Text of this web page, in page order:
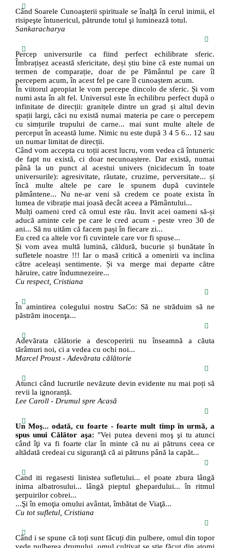
Când Soarele Cunoaşterii spirituale se înalţă în cerul inimii, el
risipeşte întunericul, pătrunde totul şi luminează totul.
Sankaracharya
Percep universurile ca fiind perfect echilibrate sferic.
Îmbrațișez această sfericitate, deși știu bine că este numai un
termen de comparație, doar de pe Pământul pe care îl
percepem acum, în acest fel pe care îl cunoaștem acum.
În viitorul apropiat le vom percepe dincolo de sferic. Și vom
numi asta în alt fel. Universul este în echilibru perfect după o
infinitate de direcții: granițele dintre un grad și altul devin
spații largi, căci nu există numai materia pe care o percepem
cu simțurile trupului de carne... mai sunt multe altele de
perceput în această lume. Nimic nu este după 3 4 5 6... 12 sau
un numar limitat de direcții.
Când vom accepta cu toții acest lucru, vom vedea că întuneric
de fapt nu există, ci doar necunoaștere. Dar există, numai
până la un punct al acestui univers (nicidecum în toate
universurile): agresivitate, răutate, cruzime, perversitate... și
încă multe altele pe care le spunem după cuvintele
pământene... Nu ne-ar veni să credem ce poate exista în
lumea de vibrație mai joasă decât aceea a Pământului...
Mulți oameni cred că omul este rău. Invit acei oameni să-și
aducă aminte cele pe care le cred acum - peste vreo 30 de
ani... Să nu uităm că facem pași în fiecare zi...
Eu cred ca altele vor fi cuvintele care vor fi spuse...
Și vom avea multă lumină, căldură, bucurie și bunătate în
sufletele noastre !!! Iar o masă critică a omenirii va inclina
către aceleași sentimente. Și va merge mai departe către
hăruire, catre îndumnezeire...
Cu respect, Cristiana
În amintirea colegului nostru SaCo: Să ne străduim să ne
păstrăm inocenţa...
Adevărata călătorie a descoperirii nu înseamnă a căuta
tărâmuri noi, ci a vedea cu ochi noi...
Marcel Proust - Adevărata călătorie
Atunci când lucrurile nevăzute devin evidente nu mai poți să
revii la ignoranță.
Lee Caroll - Drumul spre Acasă
Un Moş... odată, cu foarte - foarte mult timp în urmă, a
spus unui Călător aşa: "Vei putea deveni moş şi tu atunci
când îţi va fi foarte clar în minte că nu ai pătruns ceea ce
altădată credeai cu siguranţă că ai pătruns până la capăt...
Cand iti regasesti linistea sufletului... el poate zbura lângă
inima albatrosului... lângă pieptul ghepardului... în ritmul
şerpuirilor cobrei...
...Şi în emoţia omului avântat, îmbătat de Viaţă...
Cu tot sufletul, Cristiana
Când i se spune că toți sunt făcuți din pulbere, omul din topor